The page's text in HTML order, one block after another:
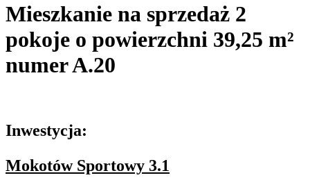
Mieszkanie na sprzedaż 2
pokoje o powierzchni 39,25 m²
numer A.20
Inwestycja:
Mokotów Sportowy 3.1